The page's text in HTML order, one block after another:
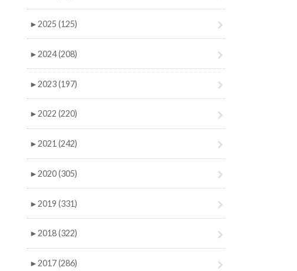
►2025 (125)
►2024 (208)
►2023 (197)
►2022 (220)
►2021 (242)
►2020 (305)
►2019 (331)
►2018 (322)
►2017 (286)